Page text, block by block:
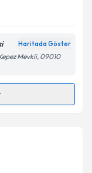
Aydınlatma
belirtilen
Haritada Göster
Mevkii, 09010
takvimi talebi
için bir